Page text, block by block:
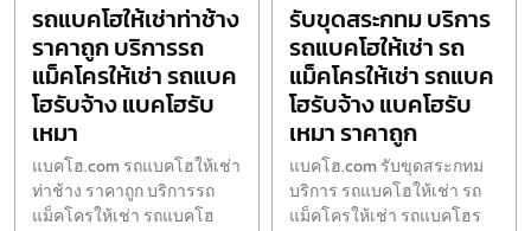
รถแบคโฮให้เช่าท่าช้าง
ราคาถูก บริการรถ
แม็คโครให้เช่า รถแบค
โฮรับจ้าง แบคโฮรับ
เหมา
แบคโฮ.com รถแบคโฮให้เช่า
ท่าช้าง ราคาถูก บริการรถ
แม็คโครให้เช่า รถแบคโฮ
รับขุดสระกทม บริการ
รถแบคโฮให้เช่า รถ
แม็คโครให้เช่า รถแบค
โฮรับจ้าง แบคโฮรับ
เหมา ราคาถูก
แบคโฮ.com รับขุดสระกทม
บริการ รถแบคโฮให้เช่า รถ
แม็คโครให้เช่า รถแบคโฮร